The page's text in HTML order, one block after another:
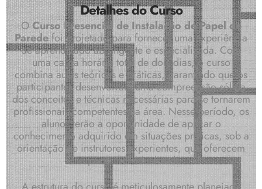
Detalhes do Curso
OCurso Presencial de Instalação de Papel de
Paredefoi projetado para fornecer uma experiência
de aprendizado abrangente e especializada. Com
uma carga horária total de dois dias, o curso
combina aulas teóricas e práticas, garantindo que os
participantes desenvolvam uma compreensão sólida
dos conceitos e técnicas necessárias para se tornarem
profissionais competentes na área. Nesse período, os
alunos terão a oportunidade de aplicar o
conhecimento adquirido em situações práticas, sob a
orientação de instrutores experientes, que oferecem
suporte individualizado.